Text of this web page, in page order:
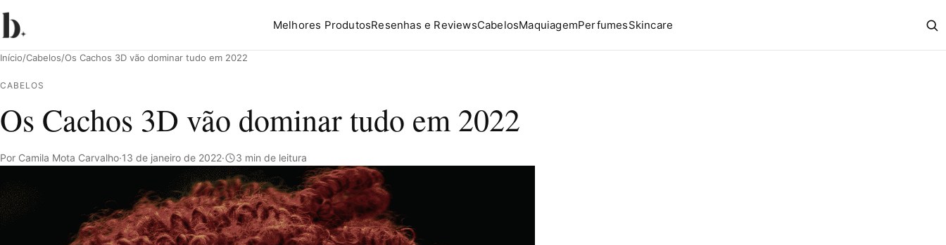
Melhores ProdutosResenhas e ReviewsCabelosMaquiagemPerfumesSkincare
Pesquisar
Início/Cabelos/Os Cachos 3D vão dominar tudo em 2022
CABELOS
Os Cachos 3D vão dominar tudo em 2022
Por Camila Mota Carvalho·13 de janeiro de 2022· 3 min de leitura